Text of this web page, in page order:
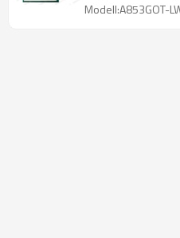
Modell:A853GOT-